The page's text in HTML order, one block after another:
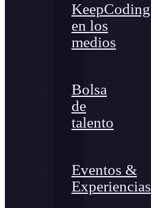
KeepCoding
en los
medios
Bolsa
de
talento
Eventos &
Experiencias